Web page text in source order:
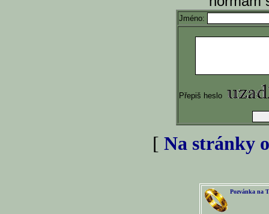
Jméno:
Přepiš heslo
[ Na stránky
Pozvánka na